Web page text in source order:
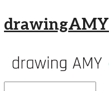
drawingAMY